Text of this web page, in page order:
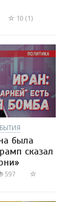
10 (1)
была
сказал
597